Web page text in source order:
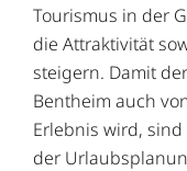
Tou­ris­mus in der
die At­trak­ti­vi­tät
stei­gern. Damit
Bentheim auch
Erlebnis wird,
der